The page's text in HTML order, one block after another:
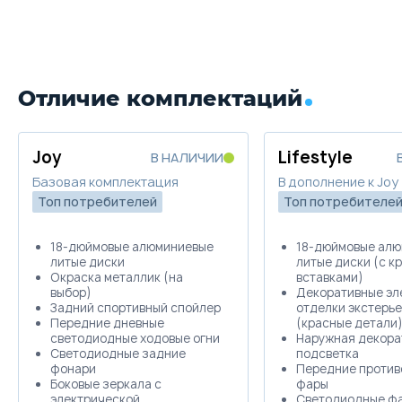
Trade-in
Забронировать
Забронировать
Отличие комплектаций
Joy
В НАЛИЧИИ
Базовая комплектация
Топ потребителей
18-дюймовые алюминиевые
литые диски
Окраска металлик (на
выбор)
Задний спортивный спойлер
Передние дневные
светодиодные ходовые огни
Светодиодные задние
фонари
Боковые зеркала с
Lifestyle
В дополнение к Joy
Топ потребителей
18-дюймовые
литые диски (с
вставками)
Декоративные
отделки
(красные детали)
Наружная
подсветка
Передние
фары